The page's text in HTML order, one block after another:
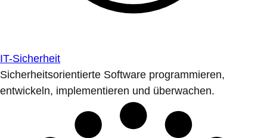
IT-Sicherheit
Sicherheitsorientierte Software programmieren,
entwickeln, implementieren und überwachen.